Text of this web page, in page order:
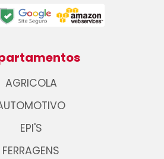
AGRICOLA
EPI'S
FERRAGENS